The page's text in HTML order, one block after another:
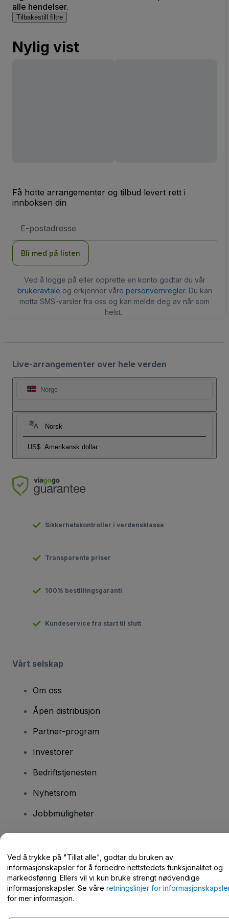
alle hendelser.
Tilbakestill filtre
Nylig vist
Få hotte arrangementer og tilbud levert rett i
innboksen din
postadresse
Bli med på listen
Ved å logge på eller opprette en konto godtar du vår
brukeravtale og erkjenner våre personvernregler. Du kan
motta SMS-varsler fra oss og kan melde deg av når som
helst.
Live-arrangementer over hele verden
Norge
Norsk
US$ Amerikansk dollar
Sikkerhetskontroller i verdensklasse
Transparente priser
100% bestillingsgaranti
Kundeservice fra start til slutt
Vårt selskap
Om oss
Åpen distribusjon
Partner-program
Investorer
Bedriftstjenesten
Nyhetsrom
Jobbmuligheter
Hjelpesenter / kontakt oss
Ved å trykke på "Tillat alle", godtar du bruken av
informasjonskapsler for å forbedre nettstedets funksjonalitet og
markedsføring. Ellers vil vi kun bruke strengt nødvendige
informasjonskapsler. Se våre retningslinjer for
for mer informasjon.